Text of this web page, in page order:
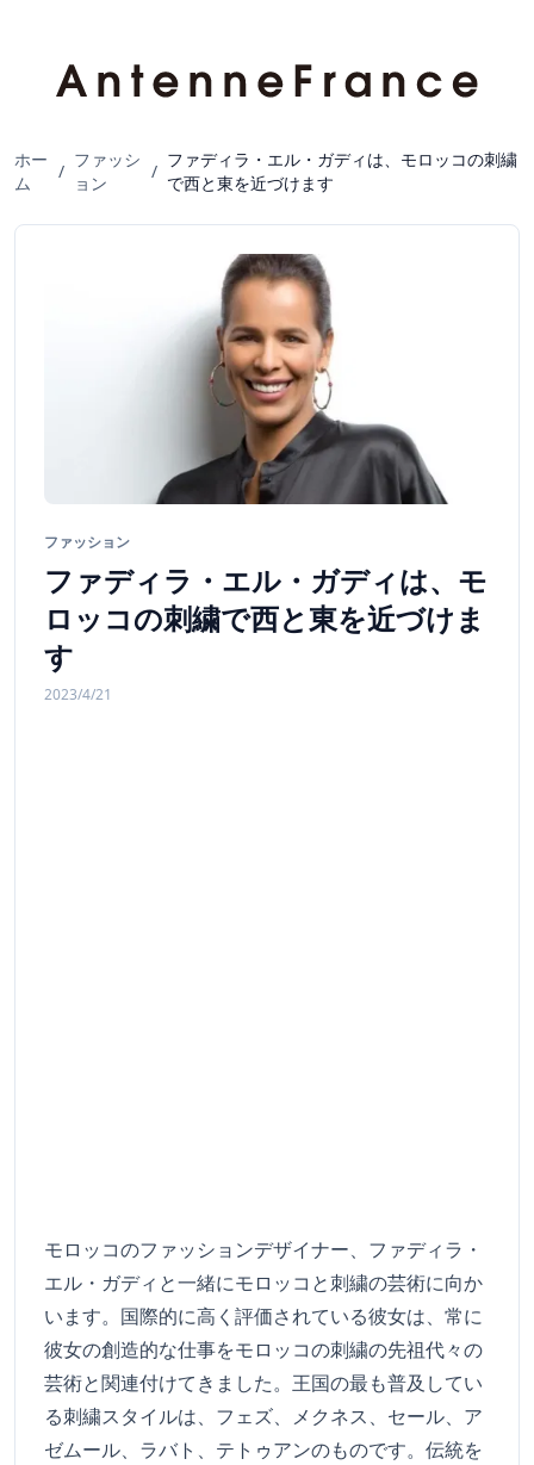
ホー
ム
/
ファッシ
ョン
/
ファディラ・エル・ガディは、モロッコの刺繍
で西と東を近づけます
ファッション
ファディラ・エル・ガディは、モ
ロッコの刺繍で西と東を近づけま
す
2023/4/21
モロッコのファッションデザイナー、ファディラ・
エル・ガディと一緒にモロッコと刺繍の芸術に向か
います。国際的に高く評価されている彼女は、常に
彼女の創造的な仕事をモロッコの刺繍の先祖代々の
芸術と関連付けてきました。王国の最も普及してい
る刺繍スタイルは、フェズ、メクネス、セール、ア
ゼムール、ラバト、テトゥアンのものです。伝統を